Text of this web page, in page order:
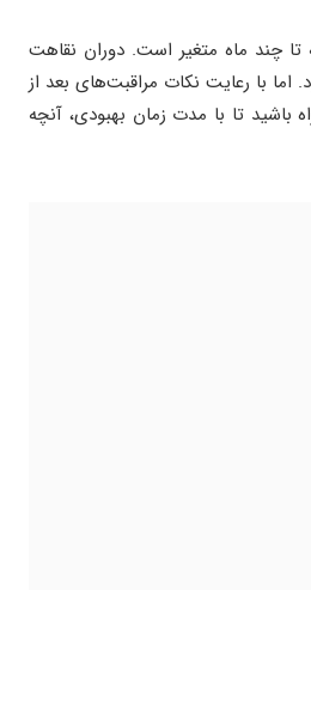
با توجه به شدت جراحی و توانایی بدن هر شخصی متفاوت است. این دوران معمولاً بین ۲ هفته تا چند ماه متغیر است. دوران نقاهت
تقسیم می‌شود. اما با رعایت نکات مراقبت‌های بعد از
باشید تا با مدت زمان بهبودی، آنچه